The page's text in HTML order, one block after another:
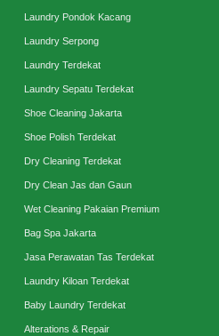
Laundry Pondok Kacang
Laundry Serpong
Laundry Terdekat
Laundry Sepatu Terdekat
Shoe Cleaning Jakarta
Shoe Polish Terdekat
Dry Cleaning Terdekat
Dry Clean Jas dan Gaun
Wet Cleaning Pakaian Premium
Bag Spa Jakarta
Jasa Perawatan Tas Terdekat
Laundry Kiloan Terdekat
Baby Laundry Terdekat
Alterations & Repair